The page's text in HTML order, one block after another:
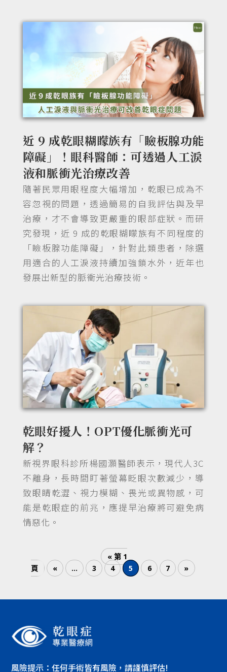
近 9 成乾眼糊矇族有「瞼板腺功能
障礙」！眼科醫師：可透過人工淚
液和脈衝光治療改善
隨著民眾用眼程度大幅增加，乾眼已成為不
容忽視的問題，透過簡易的自我評估與及早
治療，才不會導致更嚴重的眼部症狀。而研
究發現，近 9 成的乾眼糊矇族有不同程度的
「瞼板腺功能障礙」，針對此類患者，除選
用適合的人工淚液持續加強鎖水外，近年也
發展出新型的脈衝光治療技術。
乾眼好擾人！OPT優化脈衝光可
解？
新視界眼科診所楊國灝醫師表示，現代人3C
不離身，長時間盯著螢幕眨眼次數減少，導
致眼睛乾澀、視力模糊、畏光或異物感，可
能是乾眼症的前兆，應提早治療將可避免病
情惡化。
« 第 1
頁
« ... 3 4 5 6 7 »
風險提示：任何手術皆有風險，請謹慎評估!